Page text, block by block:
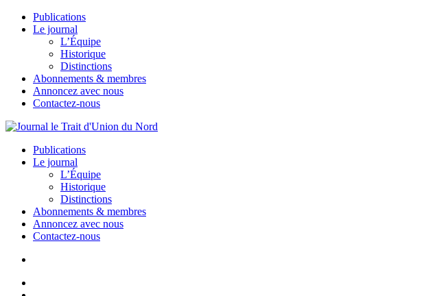
Publications
Le journal
L’Équipe
Historique
Distinctions
Abonnements & membres
Annoncez avec nous
Contactez-nous
Publications
Le journal
L’Équipe
Historique
Distinctions
Abonnements & membres
Annoncez avec nous
Contactez-nous